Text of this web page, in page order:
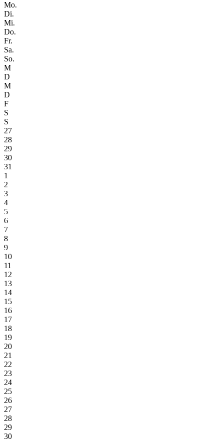
Mo.
Di.
Mi.
Do.
Fr.
Sa.
So.
M
D
M
D
F
S
S
27
28
29
30
31
1
2
3
4
5
6
7
8
9
10
11
12
13
14
15
16
17
18
19
20
21
22
23
24
25
26
27
28
29
30